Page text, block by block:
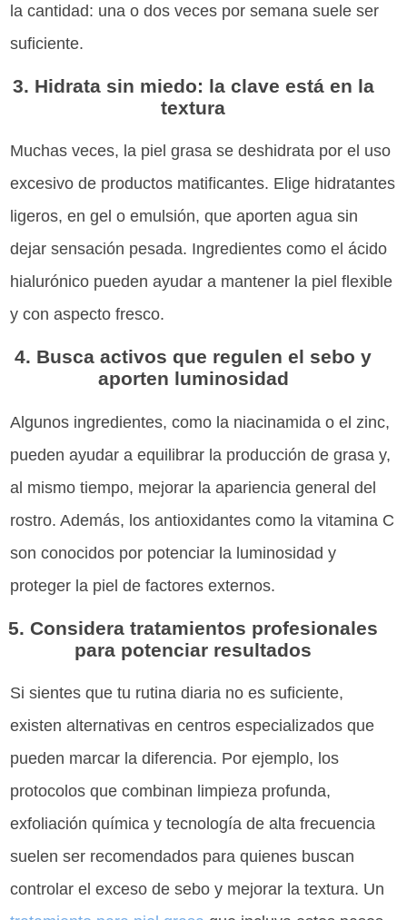
la cantidad: una o dos veces por semana suele ser
suficiente.
3. Hidrata sin miedo: la clave está en la
textura
Muchas veces, la piel grasa se deshidrata por el uso
excesivo de productos matificantes. Elige hidratantes
ligeros, en gel o emulsión, que aporten agua sin
dejar sensación pesada. Ingredientes como el ácido
hialurónico pueden ayudar a mantener la piel flexible
y con aspecto fresco.
4. Busca activos que regulen el sebo y
aporten luminosidad
Algunos ingredientes, como la niacinamida o el zinc,
pueden ayudar a equilibrar la producción de grasa y,
al mismo tiempo, mejorar la apariencia general del
rostro. Además, los antioxidantes como la vitamina C
son conocidos por potenciar la luminosidad y
proteger la piel de factores externos.
5. Considera tratamientos profesionales
para potenciar resultados
Si sientes que tu rutina diaria no es suficiente,
existen alternativas en centros especializados que
pueden marcar la diferencia. Por ejemplo, los
protocolos que combinan limpieza profunda,
exfoliación química y tecnología de alta frecuencia
suelen ser recomendados para quienes buscan
controlar el exceso de sebo y mejorar la textura. Un